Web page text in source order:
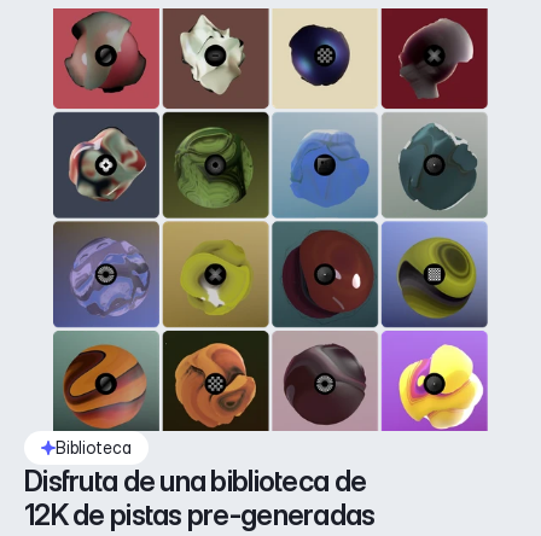
Biblioteca
Disfruta de una biblioteca de
12K de pistas pre-generadas